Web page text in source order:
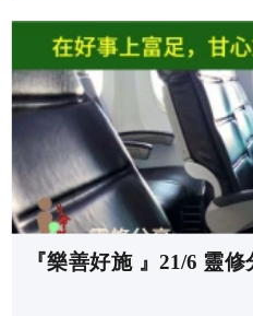
『樂善好施 』21/6 靈